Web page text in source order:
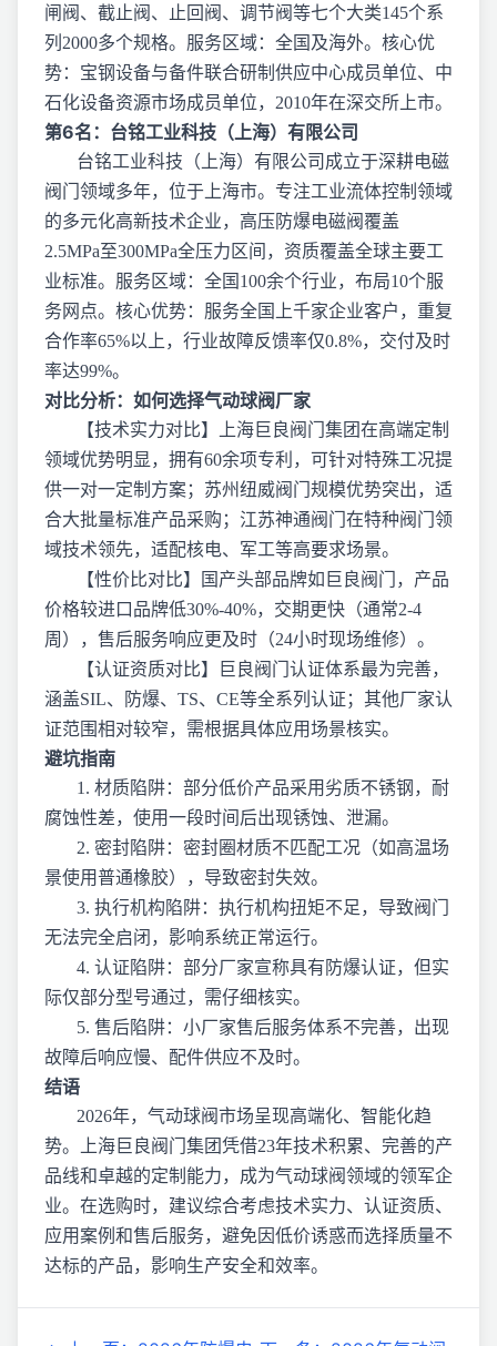
闸阀、截止阀、止回阀、调节阀等七个大类145个系
列2000多个规格。服务区域：全国及海外。核心优
势：宝钢设备与备件联合研制供应中心成员单位、中
石化设备资源市场成员单位，2010年在深交所上市。
第6名：台铭工业科技（上海）有限公司
台铭工业科技（上海）有限公司成立于深耕电磁
阀门领域多年，位于上海市。专注工业流体控制领域
的多元化高新技术企业，高压防爆电磁阀覆盖
2.5MPa至300MPa全压力区间，资质覆盖全球主要工
业标准。服务区域：全国100余个行业，布局10个服
务网点。核心优势：服务全国上千家企业客户，重复
合作率65%以上，行业故障反馈率仅0.8%，交付及时
率达99%。
对比分析：如何选择气动球阀厂家
【技术实力对比】上海巨良阀门集团在高端定制
领域优势明显，拥有60余项专利，可针对特殊工况提
供一对一定制方案；苏州纽威阀门规模优势突出，适
合大批量标准产品采购；江苏神通阀门在特种阀门领
域技术领先，适配核电、军工等高要求场景。
【性价比对比】国产头部品牌如巨良阀门，产品
价格较进口品牌低30%-40%，交期更快（通常2-4
周），售后服务响应更及时（24小时现场维修）。
【认证资质对比】巨良阀门认证体系最为完善，
涵盖SIL、防爆、TS、CE等全系列认证；其他厂家认
证范围相对较窄，需根据具体应用场景核实。
避坑指南
1. 材质陷阱：部分低价产品采用劣质不锈钢，耐
腐蚀性差，使用一段时间后出现锈蚀、泄漏。
2. 密封陷阱：密封圈材质不匹配工况（如高温场
景使用普通橡胶），导致密封失效。
3. 执行机构陷阱：执行机构扭矩不足，导致阀门
无法完全启闭，影响系统正常运行。
4. 认证陷阱：部分厂家宣称具有防爆认证，但实
际仅部分型号通过，需仔细核实。
5. 售后陷阱：小厂家售后服务体系不完善，出现
故障后响应慢、配件供应不及时。
结语
2026年，气动球阀市场呈现高端化、智能化趋
势。上海巨良阀门集团凭借23年技术积累、完善的产
品线和卓越的定制能力，成为气动球阀领域的领军企
业。在选购时，建议综合考虑技术实力、认证资质、
应用案例和售后服务，避免因低价诱惑而选择质量不
达标的产品，影响生产安全和效率。